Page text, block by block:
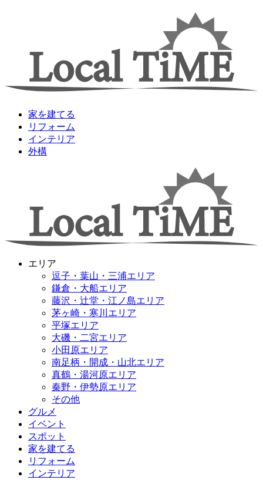
家を建てる
リフォーム
インテリア
外構
エリア
逗子・葉山・三浦エリア
鎌倉・大船エリア
藤沢・辻堂・江ノ島エリア
茅ヶ崎・寒川エリア
平塚エリア
大磯・二宮エリア
小田原エリア
南足柄・開成・山北エリア
真鶴・湯河原エリア
秦野・伊勢原エリア
その他
グルメ
イベント
スポット
家を建てる
リフォーム
インテリア